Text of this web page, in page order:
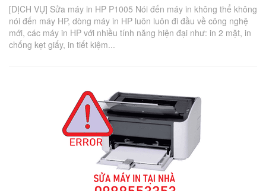
[DỊCH VỤ] Sửa máy in HP P1005 Nói đến máy in không thể không
nói đến máy HP, dòng máy in HP luôn luôn đi đầu về công nghệ
mới, các máy in HP với nhiều tính năng hiện đại như: in 2 mặt, in
chống kẹt giấy, in tiết kiệm...